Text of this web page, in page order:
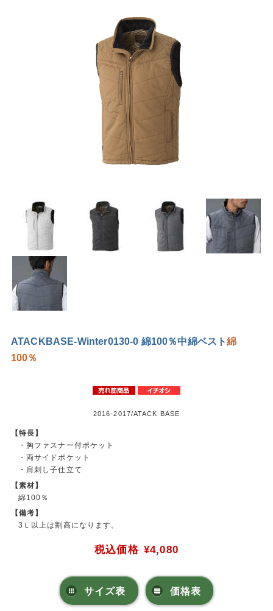
ATACKBASE-Winter0130-0 綿100％中綿ベスト綿
100％
2016-2017/ATACK BASE
【特長】
・胸ファスナー付ポケット
・両サイドポケット
・肩刺し子仕立て
【素材】
綿100％
【備考】
3Ｌ以上は割高になります。
税込価格 ¥4,080
サイズ表 価格表